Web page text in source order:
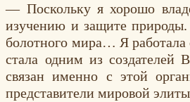
— Поскольку я хорошо
изучению и защите
болотного мира… Я работала
стала одним из
связан именно с этой
представители мировой